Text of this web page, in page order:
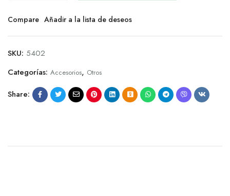
Compare Añadir a la lista de deseos
SKU: 5402
Categorías: Accesorios, Otros
Share: